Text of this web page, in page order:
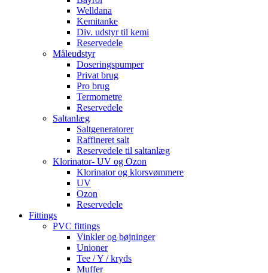
Welldana
Kemitanke
Div. udstyr til kemi
Reservedele
Måleudstyr
Doseringspumper
Privat brug
Pro brug
Termometre
Reservedele
Saltanlæg
Saltgeneratorer
Raffineret salt
Reservedele til saltanlæg
Klorinator- UV og Ozon
Klorinator og klorsvømmere
UV
Ozon
Reservedele
Fittings
PVC fittings
Vinkler og bøjninger
Unioner
Tee / Y / kryds
Muffer